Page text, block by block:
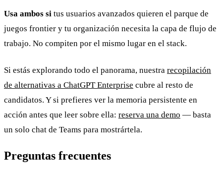
Usa ambos si tus usuarios avanzados quieren el parque de
juegos frontier y tu organización necesita la capa de flujo de
trabajo. No compiten por el mismo lugar en el stack.
Si estás explorando todo el panorama, nuestra recopilación
de alternativas a ChatGPT Enterprise cubre al resto de
candidatos. Y si prefieres ver la memoria persistente en
acción antes que leer sobre ella: reserva una demo — basta
un solo chat de Teams para mostrártela.
Preguntas frecuentes